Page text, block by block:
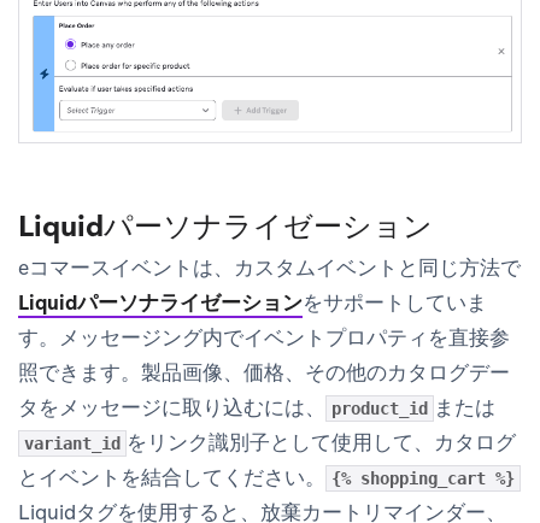
Liquidパーソナライゼーション
eコマースイベントは、カスタムイベントと同じ方法で
Liquidパーソナライゼーションをサポートしていま
す。メッセージング内でイベントプロパティを直接参
照できます。製品画像、価格、その他のカタログデー
タをメッセージに取り込むには、
product_id または
variant_id をリンク識別子として使用して、カタログ
とイベントを結合してください。
{% shopping_cart %}
Liquidタグを使用すると、放棄カートリマインダー、